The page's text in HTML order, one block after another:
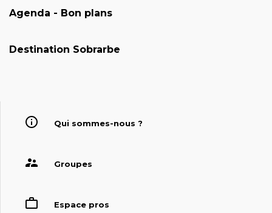
Agenda - Bon plans
Destination Sobrarbe
Qui sommes-nous ?
Groupes
Espace pros